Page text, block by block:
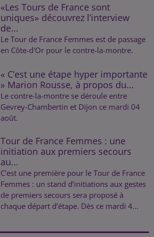
«Les Tours de France sont
uniques» découvrez l’interview
de...
Le Tour de France Femmes est de passage
en Côte-d'Or pour le contre-la-montre.
« C’est une étape hyper importante
» Marion Rousse, à propos du...
Le contre-la-montre se déroule entre
Gevrey-Chambertin et Dijon ce mardi 04
août.
Tour de France Femmes : une
initiation aux premiers secours
au...
C’est une première pour le Tour de France
Femmes : un stand d’initiations aux gestes
de premiers secours sera proposé à
chaque départ d’étape. Dès ce mardi 4...